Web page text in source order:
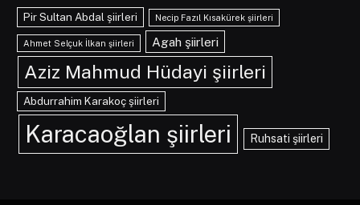
Pir Sultan Abdal şiirleri Necip Fazıl Kısakürek şiirleri
Ahmet Selçuk İlkan şiirleri Agah şiirleri
Aziz Mahmud Hüdayi şiirleri
Abdurrahim Karakoç şiirleri
Karacaoğlan şiirleri Ruhsati şiirleri